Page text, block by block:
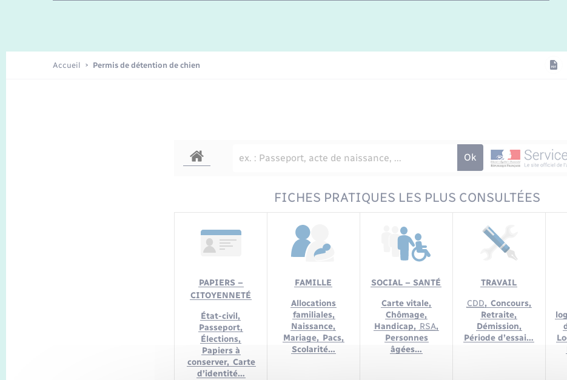
Enfants – Jeunes
Accueil Permis de détention de chien
FICHES PRATIQUES LES PLUS CONSULTÉES
PAPIERS –
CITOYENNETÉ
État-civil,
Passeport,
Élections,
Papiers à
conserver, Carte
d’identité…
FAMILLE
Allocations
familiales,
Naissance,
Mariage, Pacs,
Scolarité…
SOCIAL – SANTÉ
Carte vitale,
Chômage,
Handicap, RSA,
Personnes
âgées…
TRAVAIL
CDD, Concours,
Retraite,
Démission,
Période d’essai…